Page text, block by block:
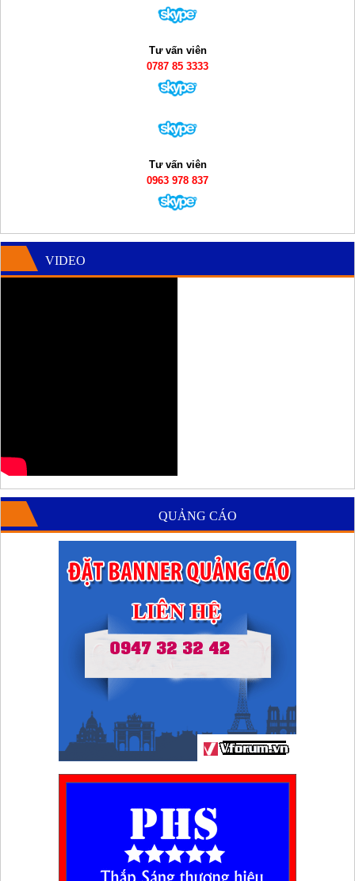
Tư vấn viên
0787 85 3333
Tư vấn viên
0963 978 837
VIDEO
QUẢNG CÁO